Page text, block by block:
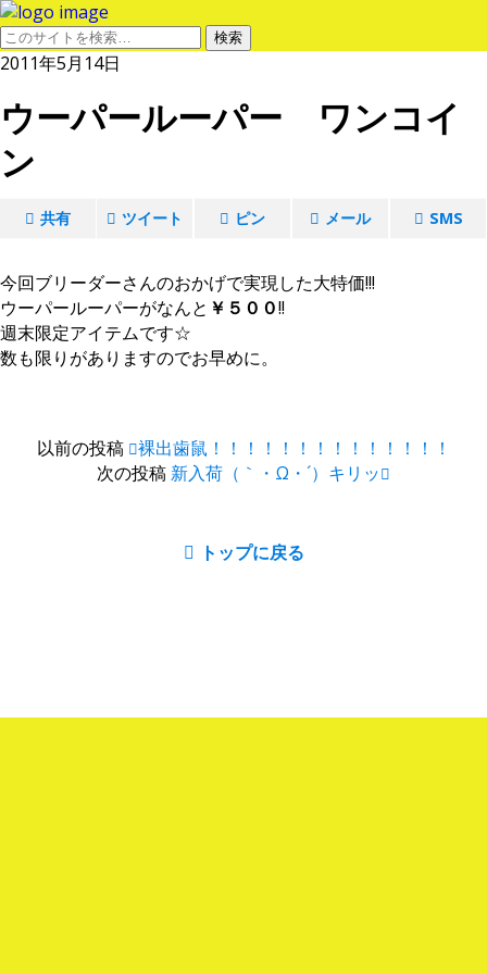
2011年5月14日
ウーパールーパー ワンコイ
ン
共有 ツイート ピン メール SMS
今回ブリーダーさんのおかげで実現した大特価!!!
ウーパールーパーがなんと ￥５００!!
週末限定アイテムです☆
数も限りがありますのでお早めに。
以前の投稿 裸出歯鼠！！！！！！！！！！！！！！
次の投稿 新入荷（｀・ω・´）キリッ
トップに戻る